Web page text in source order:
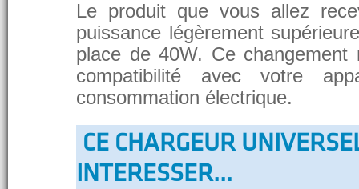
Le produit que vous allez
puissance légèrement
place de 40W. Ce
compatibilité avec votre
consommation électrique.
CE CHARGEUR
INTERESSER...